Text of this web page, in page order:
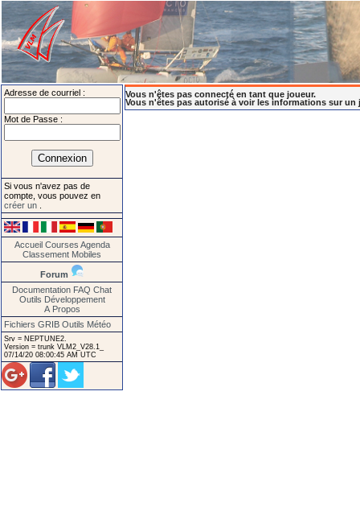
Adresse de courriel :
Mot de Passe :
Si vous n'avez pas de
compte, vous pouvez en
créer un
Accueil Courses Agenda
Classement Mobiles
Forum
Documentation FAQ Chat
Outils Développement
A Propos
Fichiers GRIB Outils Météo
Srv = NEPTUNE2.
Version = trunk VLM2_V28.1_
07/14/20 08:00:45 AM UTC
Vous n'êtes pas connecté en tant que joueur.
Vous n'êtes pas autorisé à voir les informations sur un